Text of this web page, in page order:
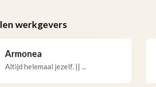
werkgevers
Armonea
Altijd helemaal jezelf. || ...